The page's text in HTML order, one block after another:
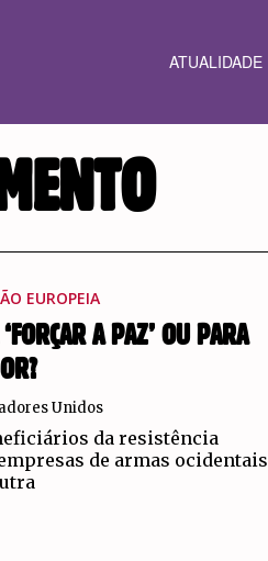
ATUALIDADE
EUROPEIA
A PAZ’ OU PARA
Unidos
da resistência
de armas ocidentais